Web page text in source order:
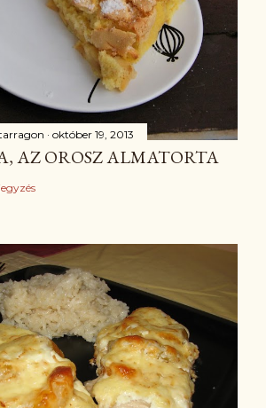
október 19, 2013
AZ OROSZ ALMATORTA